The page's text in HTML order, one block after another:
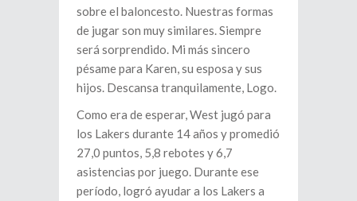
sobre el baloncesto. Nuestras formas
de jugar son muy similares. Siempre
será sorprendido. Mi más sincero
pésame para Karen, su esposa y sus
hijos. Descansa tranquilamente, Logo.
Como era de esperar, West jugó para
los Lakers durante 14 años y promedió
27,0 puntos, 5,8 rebotes y 6,7
asistencias por juego. Durante ese
período, logró ayudar a los Lakers a